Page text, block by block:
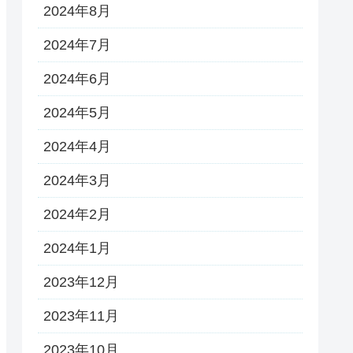
2024年8月
2024年7月
2024年6月
2024年5月
2024年4月
2024年3月
2024年2月
2024年1月
2023年12月
2023年11月
2023年10月